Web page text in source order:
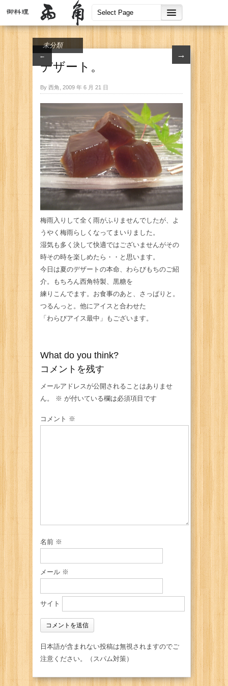
← →
未分類
デザート。
By 西角, 2009 年 6 月 21 日
梅雨入りして全く雨がふりませんでしたが、よ
うやく梅雨らしくなってまいりました。
湿気も多く決して快適ではございませんがその
時その時を楽しめたら・・と思います。
今日は夏のデザートの本命、わらびもちのご紹
介。もちろん西角特製、黒糖を
練りこんでます。お食事のあと、さっぱりと。
つるんっと。他にアイスと合わせた
「わらびアイス最中」もございます。
What do you think?
コメントを残す
メールアドレスが公開されることはありませ
ん。
※ が付いている欄は必須項目です
コメント ※
名前 ※
メール ※
サイト
日本語が含まれない投稿は無視されますのでご
注意ください。（スパム対策）